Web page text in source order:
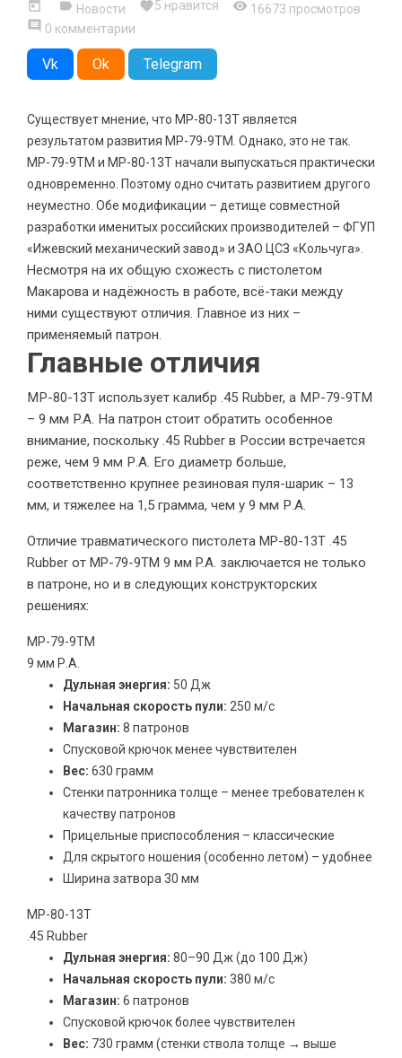
  Новости 5 нравится  16673 просмотров
 0 комментарии
Vk Ok Telegram
Существует мнение, что МР-80-13Т является
результатом развития МР-79-9ТМ. Однако, это не так.
МР-79-9ТМ и МР-80-13Т начали выпускаться практически
одновременно. Поэтому одно считать развитием другого
неуместно. Обе модификации – детище совместной
разработки именитых российских производителей – ФГУП
«Ижевский механический завод» и ЗАО ЦСЗ «Кольчуга».
Несмотря на их общую схожесть с пистолетом
Макарова и надёжность в работе, всё-таки между
ними существуют отличия. Главное из них –
применяемый патрон.
Главные отличия
МР-80-13Т использует калибр .45 Rubber, а МР-79-9ТМ
– 9 мм P.А. На патрон стоит обратить особенное
внимание, поскольку .45 Rubber в России встречается
реже, чем 9 мм Р.А. Его диаметр больше,
соответственно крупнее резиновая пуля-шарик – 13
мм, и тяжелее на 1,5 грамма, чем у 9 мм Р.А.
Отличие травматического пистолета МР-80-13Т .45
Rubber от МР-79-9ТМ 9 мм P.А. заключается не только
в патроне, но и в следующих конструкторских
решениях:
МР-79-9ТМ
9 мм Р.А.
Дульная энергия: 50 Дж
Начальная скорость пули: 250 м/с
Магазин: 8 патронов
Спусковой крючок менее чувствителен
Вес: 630 грамм
Стенки патронника толще – менее требователен к
качеству патронов
Прицельные приспособления – классические
Для скрытого ношения (особенно летом) – удобнее
Ширина затвора 30 мм
МР-80-13Т
.45 Rubber
Дульная энергия: 80–90 Дж (до 100 Дж)
Начальная скорость пули: 380 м/с
Магазин: 6 патронов
Спусковой крючок более чувствителен
Вес: 730 грамм (стенки ствола толще → выше